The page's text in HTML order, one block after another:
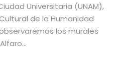
Universitaria (UNAM),
de la Humanidad
los murales